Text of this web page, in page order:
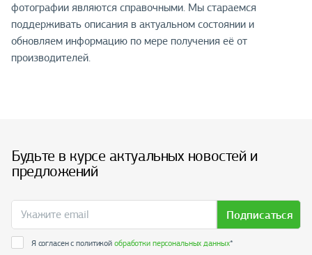
фотографии являются справочными. Мы стараемся
поддерживать описания в актуальном состоянии и
обновляем информацию по мере получения её от
производителей.
Будьте в курсе актуальных новостей и
предложений
Подписаться
Я согласен с политикойобработки персональных данных*